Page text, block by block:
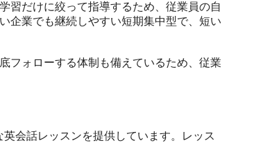
習だけに絞って指導するため、従業員の自
企業でも継続しやすい短期集中型で、短い
フォローする体制も備えているため、従業
会話レッスンを提供しています。レッス